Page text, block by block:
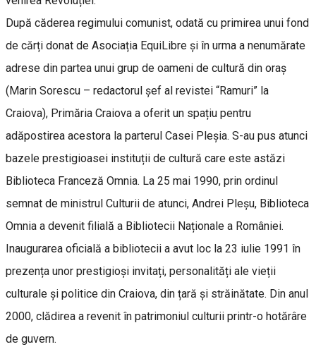
După căderea regimului comunist, odată cu primirea unui fond
de cărți donat de Asociația EquiLibre și în urma a nenumărate
adrese din partea unui grup de oameni de cultură din oraș
(Marin Sorescu – redactorul șef al revistei “Ramuri” la
Craiova), Primăria Craiova a oferit un spațiu pentru
adăpostirea acestora la parterul Casei Pleșia. S-au pus atunci
bazele prestigioasei instituții de cultură care este astăzi
Biblioteca Franceză Omnia. La 25 mai 1990, prin ordinul
semnat de ministrul Culturii de atunci, Andrei Pleșu, Biblioteca
Omnia a devenit filială a Bibliotecii Naționale a României.
Inaugurarea oficială a bibliotecii a avut loc la 23 iulie 1991 în
prezența unor prestigioși invitați, personalități ale vieții
culturale și politice din Craiova, din țară și străinătate. Din anul
2000, clădirea a revenit în patrimoniul culturii printr-o hotărâre
de guvern.